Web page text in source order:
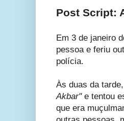
Post Script:
Em 3 de janeiro
pessoa e feriu
polícia.
Às duas da
Akbar"e tentou
que era